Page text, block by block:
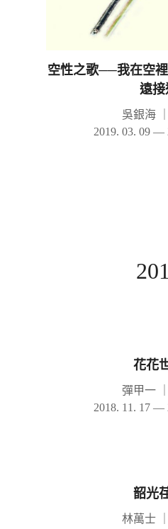
空性之歌──我在空
遠接
吳銀海
2019. 03. 09 —
花花
彈甲一
2018. 11. 17 —
韶光
林萬士